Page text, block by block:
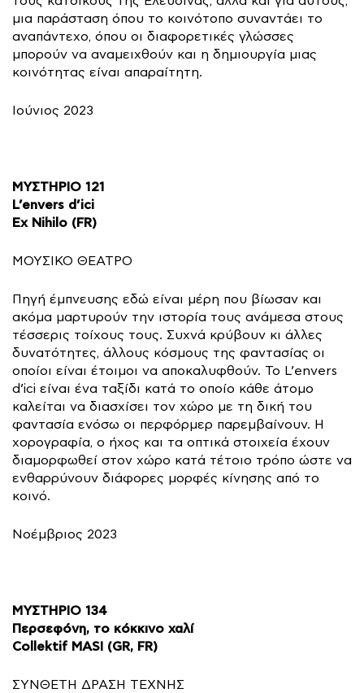
μια παράσταση όπου το κοινότοπο συναντάει το
αναπάντεχο, όπου οι διαφορετικές γλώσσες
μπορούν να αναμειχθούν και η δημιουργία μιας
κοινότητας είναι απαραίτητη.
Ιούνιος 2023
ΜΥΣΤΗΡΙΟ 121
L’envers d’ici
Ex Nihilo (FR)
ΜΟΥΣΙΚΟ ΘΕΑΤΡΟ
Πηγή έμπνευσης εδώ είναι μέρη που βίωσαν και
ακόμα μαρτυρούν την ιστορία τους ανάμεσα στους
τέσσερις τοίχους τους. Συχνά κρύβουν κι άλλες
δυνατότητες, άλλους κόσμους της φαντασίας οι
οποίοι είναι έτοιμοι να αποκαλυφθούν. Το L’envers
d’ici είναι ένα ταξίδι κατά το οποίο κάθε άτομο
καλείται να διασχίσει τον χώρο με τη δική του
φαντασία ενόσω οι περφόρμερ παρεμβαίνουν. Η
χορογραφία, ο ήχος και τα οπτικά στοιχεία έχουν
διαμορφωθεί στον χώρο κατά τέτοιο τρόπο ώστε να
ενθαρρύνουν διάφορες μορφές κίνησης από το
κοινό.
Νοέμβριος 2023
ΜΥΣΤΗΡΙΟ 134
Περσεφόνη, το κόκκινο χαλί
Collektif MASI (GR, FR)
ΣΥΝΘΕΤΗ ΔΡΑΣΗ ΤΕΧΝΗΣ